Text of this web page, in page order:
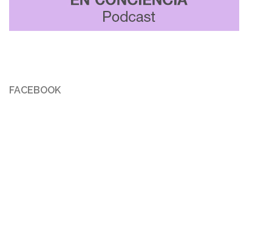
FACEBOOK